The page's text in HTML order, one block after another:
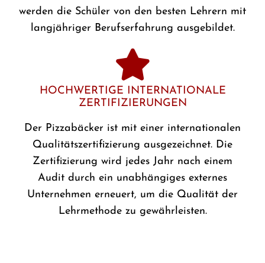
werden die Schüler von den besten Lehrern mit
langjähriger Berufserfahrung ausgebildet.
HOCHWERTIGE INTERNATIONALE
ZERTIFIZIERUNGEN
Der Pizzabäcker ist mit einer internationalen
Qualitätszertifizierung ausgezeichnet. Die
Zertifizierung wird jedes Jahr nach einem
Audit durch ein unabhängiges externes
Unternehmen erneuert, um die Qualität der
Lehrmethode zu gewährleisten.